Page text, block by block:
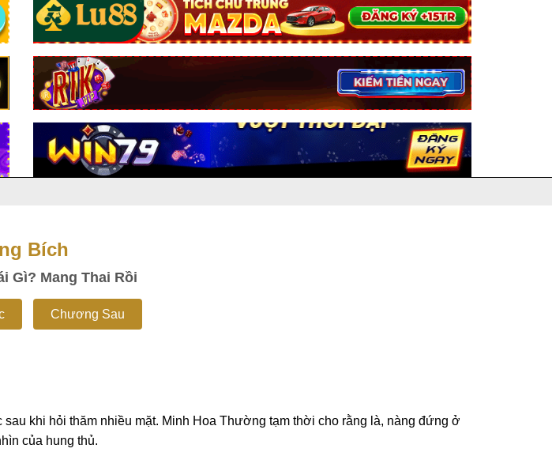
Bích
Gì? Mang Thai Rồi
Chương Sau
khi hỏi thăm nhiều mặt. Minh Hoa Thường tạm thời cho rằng là, nàng đứng ở
của hung thủ.